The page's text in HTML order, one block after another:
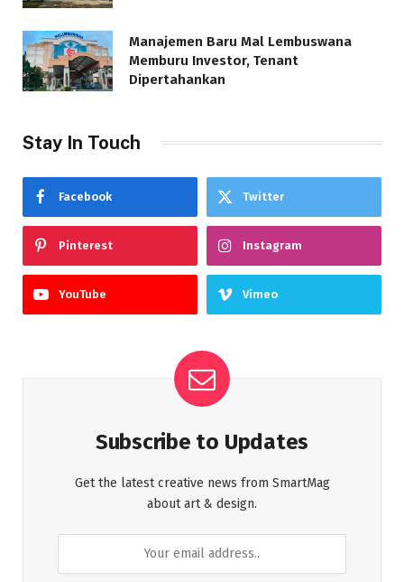
Manajemen Baru Mal Lembuswana
Memburu Investor, Tenant
Dipertahankan
Stay In Touch
Facebook Twitter
Pinterest Instagram
YouTube Vimeo
Subscribe to Updates
Get the latest creative news from SmartMag
about art & design.